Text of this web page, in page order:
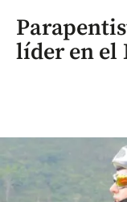
líder en el